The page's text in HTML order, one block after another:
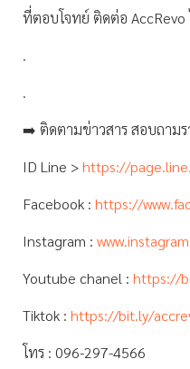
ที่ตอบโจทย์ ติดต่อ AccRevo
.
.
➡️ ติดตามข่าวสาร สอบถามร
ID Line >https://
Facebook : https://
Instagram :
Youtube chanel : https://
Tiktok : https://bit.ly/
โทร : 096-297-4566